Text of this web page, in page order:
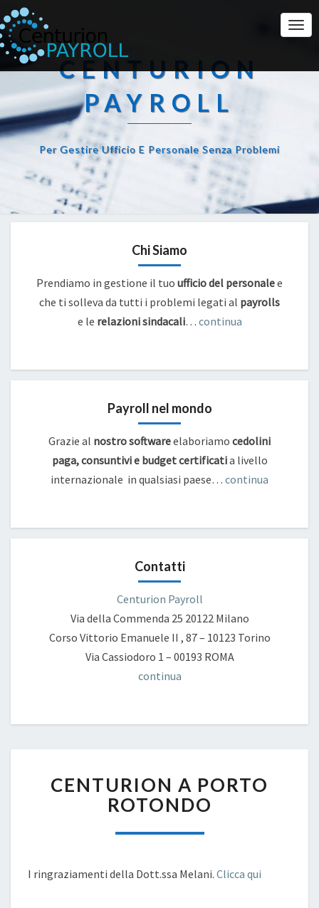
CENTURION
PAYROLL
Per Gestire Ufficio E Personale Senza Problemi
Chi Siamo
Prendiamo in gestione il tuo ufficio del personalee
che ti solleva da tutti i problemi legati al payrolls
e le relazioni sindacali… continua
Payroll nel mondo
Grazie al nostro softwareelaboriamo cedolini
paga, consuntivi e budget certificatia livello
internazionale in qualsiasi paese… continua
Contatti
Centurion Payroll
Via della Commenda 25 20122 Milano
Corso Vittorio Emanuele II , 87 – 10123 Torino
Via Cassiodoro 1 – 00193 ROMA
continua
A
PORTO
ROTONDO
CENTURION A PORTO
ROTONDO
I ringraziamenti della Dott.ssa Melani. Clicca qui